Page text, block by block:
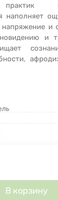
практик
наполняет
и
и
В корзину